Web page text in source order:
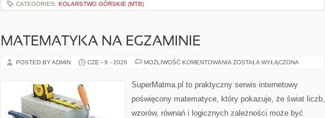
CATEGORIES: KOLARSTWO GÓRSKIE (MTB)
MATEMATYKA NA EGZAMINIE
POSTED BY ADMIN CZE - 9 - 2026 MOŻLIWOŚĆ KOMENTOWANIA MATEMATYKA
ZOSTAŁA WYŁĄCZONA
SuperMatma.pl to praktyczny serwis internetowy
poświęcony matematyce, który pokazuje, że świat liczb,
wzorów, równań i logicznych zależności może być